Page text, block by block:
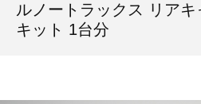
キープログラマー（4）
キープログラマー（20）
AST TOOLS（51）
オシロ関連商品（9）
イタリア/フランス車（145）
リビルト品（58）
アクセサリー（13）
ルノートラックス リア
キット 1台分